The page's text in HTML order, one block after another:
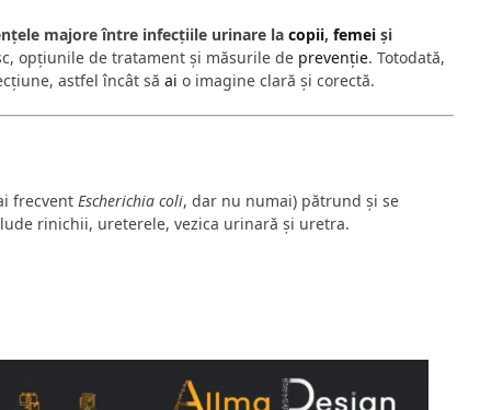
majore între infecțiile urinare la copii, femei și
opțiunile de tratament și măsurile de prevenție. Totodată,
astfel încât să ai o imagine clară și corectă.
frecvent Escherichia coli, dar nu numai) pătrund și se
rinichii, ureterele, vezica urinară și uretra.